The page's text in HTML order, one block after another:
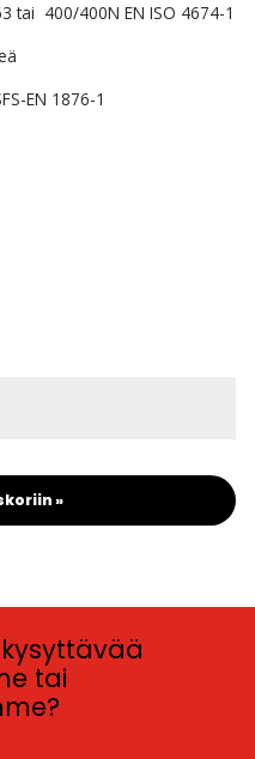
tai 400/400N EN ISO 4674-1
EN 1876-1
»
tai